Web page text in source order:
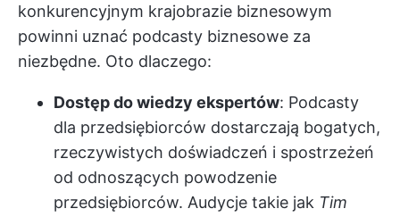
konkurencyjnym krajobrazie biznesowym
powinni uznać podcasty biznesowe za
niezbędne. Oto dlaczego:
Dostęp do wiedzy ekspertów: Podcasty
dla przedsiębiorców dostarczają bogatych,
rzeczywistych doświadczeń i spostrzeżeń
od odnoszących powodzenie
przedsiębiorców. Audycje takie jak Tim